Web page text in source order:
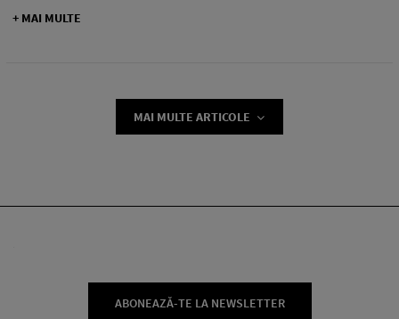
+ MAI MULTE
MAI MULTE ARTICOLE
ABONEAZĂ-TE LA NEWSLETTER